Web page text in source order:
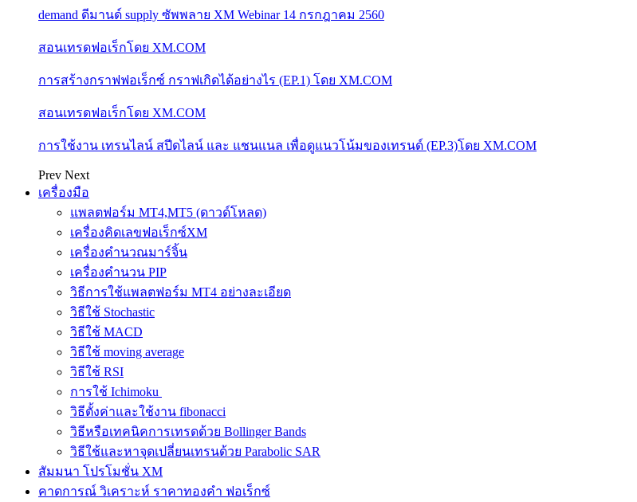
demand ดีมานด์ supply ซัพพลาย XM Webinar 14 กรกฎาคม 2560
สอนเทรดฟอเร็กโดย XM.COM
การสร้างกราฟฟอเร็กซ์ กราฟเกิดได้อย่างไร (EP.1) โดย XM.COM
สอนเทรดฟอเร็กโดย XM.COM
การใช้งาน เทรนไลน์ สปีดไลน์ และ แชนแนล เพื่อดูแนวโน้มของเทรนด์ (EP.3)โดย XM.COM
Prev Next
เครื่องมือ
แพลตฟอร์ม MT4,MT5 (ดาวด์โหลด)
เครื่องคิดเลขฟอเร็กซ์XM
เครื่องคำนวณมาร์จิ้น
เครื่องคำนวน PIP
วิธีการใช้แพลตฟอร์ม MT4 อย่างละเอียด
วิธีใช้ Stochastic
วิธีใช้ MACD
วิธีใช้ moving average
วิธีใช้ RSI
การใช้ Ichimoku
วิธีตั้งค่าและใช้งาน fibonacci
วิธีหรือเทคนิคการเทรดด้วย Bollinger Bands
วิธีใช้และหาจุดเปลี่ยนเทรนด้วย Parabolic SAR
สัมมนา โปรโมชั่น XM
คาดการณ์ วิเคราะห์ ราคาทองคำ ฟอเร็กซ์